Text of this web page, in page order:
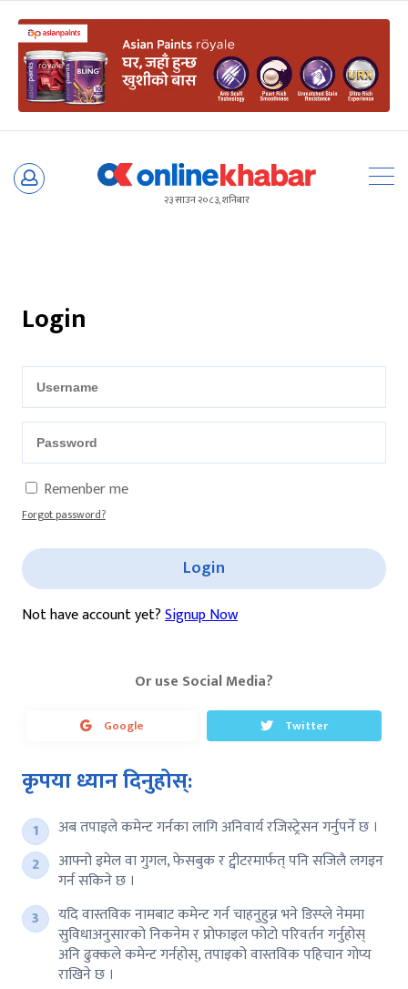
Skip
२३ साउन २०८३, शनिबार
Login
Remenber me
Forgot password?
Login
Not have account yet?Signup Now
Or use Social Media?
Google Twitter
कृपया ध्यान दिनुहोस्:
अब तपाइले कमेन्ट गर्नका लागि अनिवार्य रजिस्ट्रेसन गर्नुपर्ने छ ।
आफ्नो इमेल वा गुगल, फेसबुक र ट्वीटरमार्फत् पनि सजिलै लगइन
गर्न सकिने छ ।
यदि वास्तविक नामबाट कमेन्ट गर्न चाहनुहुन्न भने डिस्प्ले नेममा
सुविधाअनुसारको निकनेम र प्रोफाइल फोटो परिवर्तन गर्नुहोस्
अनि ढुक्कले कमेन्ट गर्नहोस्, तपाइको वास्तविक पहिचान गोप्य
राखिने छ ।